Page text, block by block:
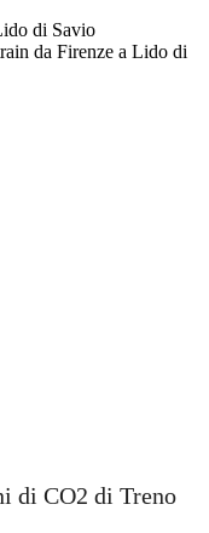
di Savio
da Firenze a Lido di
di CO2 di Treno